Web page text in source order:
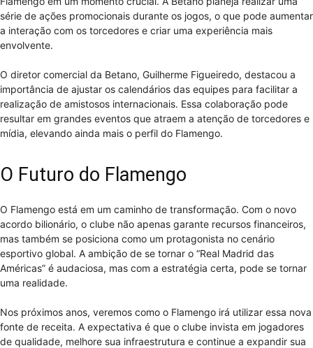
série de ações promocionais durante os jogos, o que pode aumentar
a interação com os torcedores e criar uma experiência mais
envolvente.
O diretor comercial da Betano, Guilherme Figueiredo, destacou a
importância de ajustar os calendários das equipes para facilitar a
realização de amistosos internacionais. Essa colaboração pode
resultar em grandes eventos que atraem a atenção de torcedores e
mídia, elevando ainda mais o perfil do Flamengo.
O Futuro do Flamengo
O Flamengo está em um caminho de transformação. Com o novo
acordo bilionário, o clube não apenas garante recursos financeiros,
mas também se posiciona como um protagonista no cenário
esportivo global. A ambição de se tornar o “Real Madrid das
Américas” é audaciosa, mas com a estratégia certa, pode se tornar
uma realidade.
Nos próximos anos, veremos como o Flamengo irá utilizar essa nova
fonte de receita. A expectativa é que o clube invista em jogadores
de qualidade, melhore sua infraestrutura e continue a expandir sua